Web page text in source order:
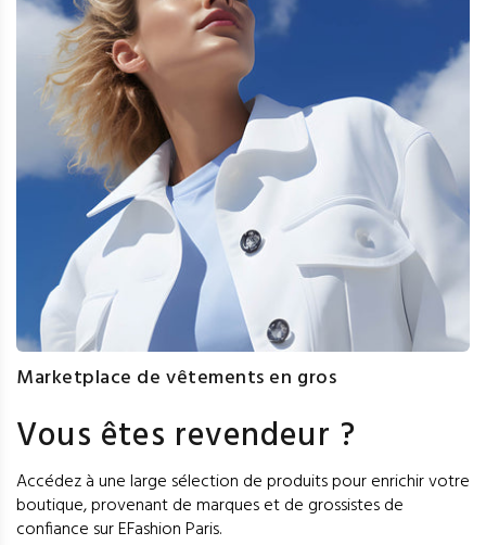
Marketplace de vêtements en gros
Vous êtes revendeur ?
Accédez à une large sélection de produits pour enrichir votre
boutique, provenant de marques et de grossistes de
confiance sur EFashion Paris.